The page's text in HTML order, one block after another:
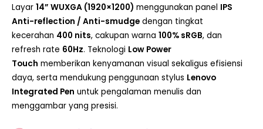
Layar 14” WUXGA (1920×1200) menggunakan panel IPS
Anti-reflection / Anti-smudge dengan tingkat
kecerahan 400 nits, cakupan warna 100% sRGB, dan
refresh rate 60Hz. Teknologi Low Power
Touch memberikan kenyamanan visual sekaligus efisiensi
daya, serta mendukung penggunaan stylus Lenovo
Integrated Pen untuk pengalaman menulis dan
menggambar yang presisi.